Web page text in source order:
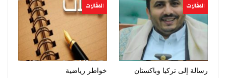
المقالات
رسالة إلى تركيا وباكستان
المقالات
خواطر رياضية